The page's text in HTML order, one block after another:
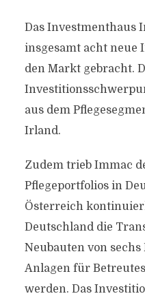
Das Investmenthaus
insgesamt acht neue
den Markt gebracht.
aus dem
Irland.
Zudem trieb Immac
Pflegeportfolios in
Österreich
Deutschland die
Neubauten von
Anlagen für
werden. Das